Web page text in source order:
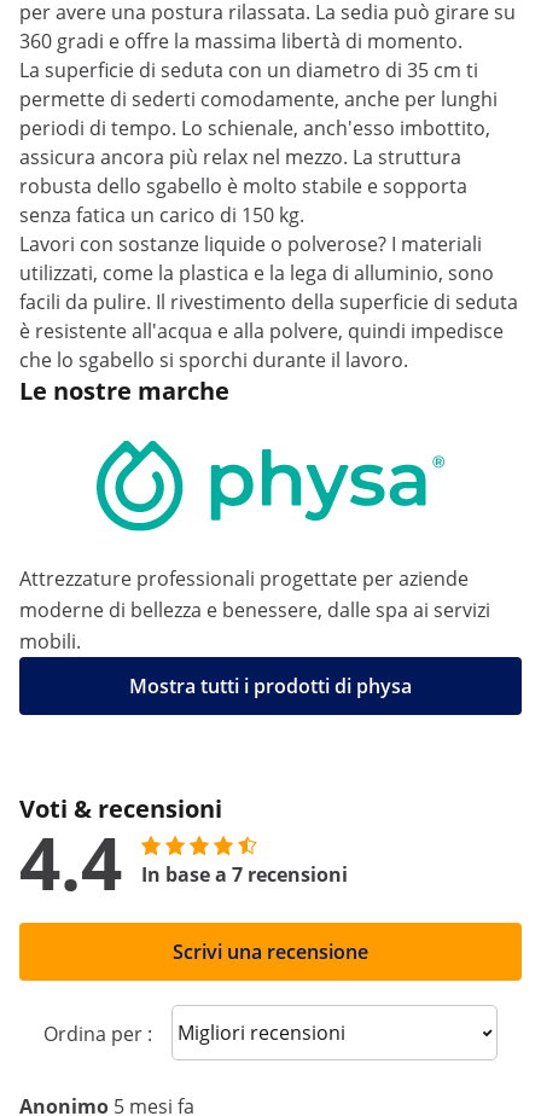
per avere una postura rilassata. La sedia può girare su
360 gradi e offre la massima libertà di momento.
La superficie di seduta con un diametro di 35 cm ti
permette di sederti comodamente, anche per lunghi
periodi di tempo. Lo schienale, anch'esso imbottito,
assicura ancora più relax nel mezzo. La struttura
robusta dello sgabello è molto stabile e sopporta
senza fatica un carico di 150 kg.
Lavori con sostanze liquide o polverose? I materiali
utilizzati, come la plastica e la lega di alluminio, sono
facili da pulire. Il rivestimento della superficie di seduta
è resistente all'acqua e alla polvere, quindi impedisce
che lo sgabello si sporchi durante il lavoro.
Le nostre marche
Attrezzature professionali progettate per aziende
moderne di bellezza e benessere, dalle spa ai servizi
mobili.
Mostra tutti i prodotti di physa
Voti & recensioni
4.4 In base a 7 recensioni
Scrivi una recensione
Ordina per : Sort reviews
Anonimo 5 mesi fa